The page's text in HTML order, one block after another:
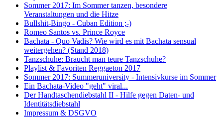
Sommer 2017: Im Sommer tanzen, besondere
Veranstaltungen und die Hitze
Bullshit-Bingo - Cuban Edition ;-)
Romeo Santos vs. Prince Royce
Bachata - Quo Vadis? Wie wird es mit Bachata sensual
weitergehen? (Stand 2018)
Tanzschuhe: Braucht man teure Tanzschuhe?
Playlist & Favoriten Reggaeton 2017
Sommer 2017: Summeruniversity - Intensivkurse im Sommer
Ein Bachata-Video "geht" viral...
Der Handtaschendiebstahl II - Hilfe gegen Daten- und
Identitätsdiebstahl
Impressum & DSGVO